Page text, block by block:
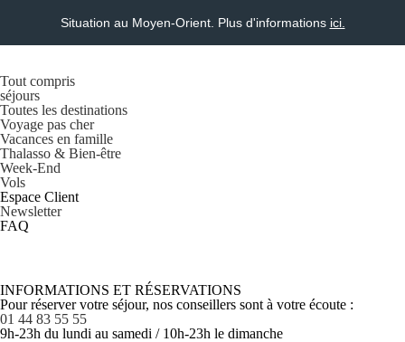
Situation au Moyen-Orient. Plus d'informations ici.
Tout compris
séjours
Toutes les destinations
Voyage pas cher
Vacances en famille
Thalasso & Bien-être
Week-End
Vols
Espace Client
Newsletter
FAQ
INFORMATIONS ET RÉSERVATIONS
Pour réserver votre séjour, nos conseillers sont à votre écoute :
01 44 83 55 55
9h-23h du lundi au samedi / 10h-23h le dimanche